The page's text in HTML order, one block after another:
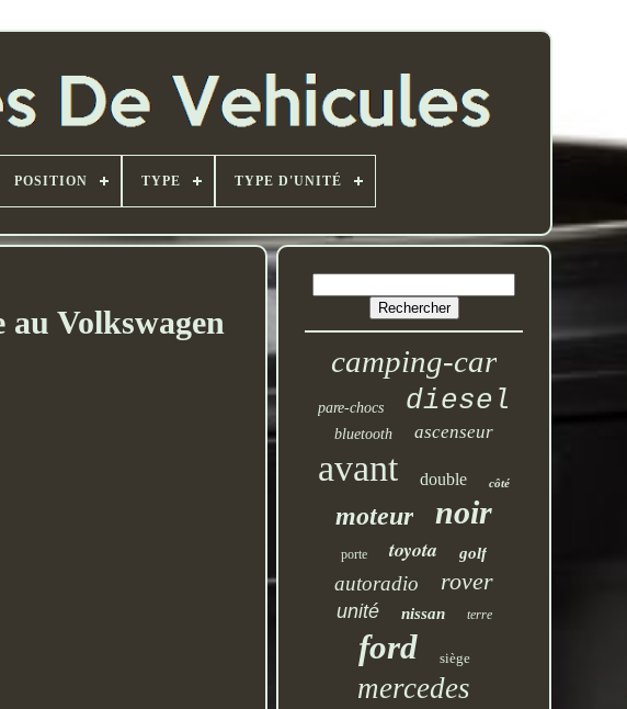
POSITION TYPE TYPE D'UNITÉ
Volkswagen
camping-car
pare-chocs diesel
bluetooth ascenseur
avant double côté
moteur noir
porte toyota golf
autoradio rover
unité nissan terre
ford siège
mercedes